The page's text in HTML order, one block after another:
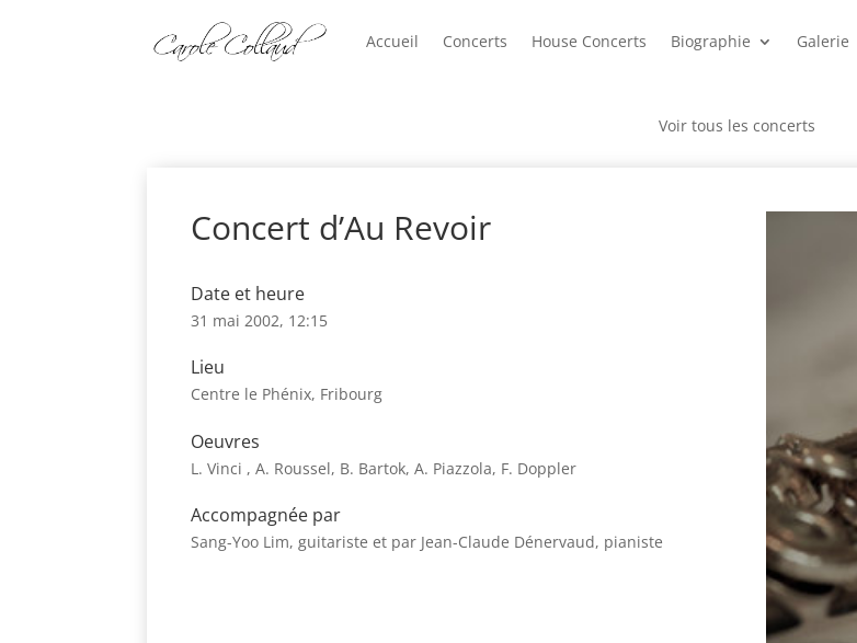
Accueil Concerts House Concerts Biographie Galerie
Voir tous les concerts
Concert d’Au Revoir
Date et heure
31 mai 2002, 12:15
Lieu
Centre le Phénix, Fribourg
Oeuvres
L. Vinci , A. Roussel, B. Bartok, A. Piazzola, F. Doppler
Accompagnée par
Sang-Yoo Lim, guitariste et par Jean-Claude Dénervaud, pianiste